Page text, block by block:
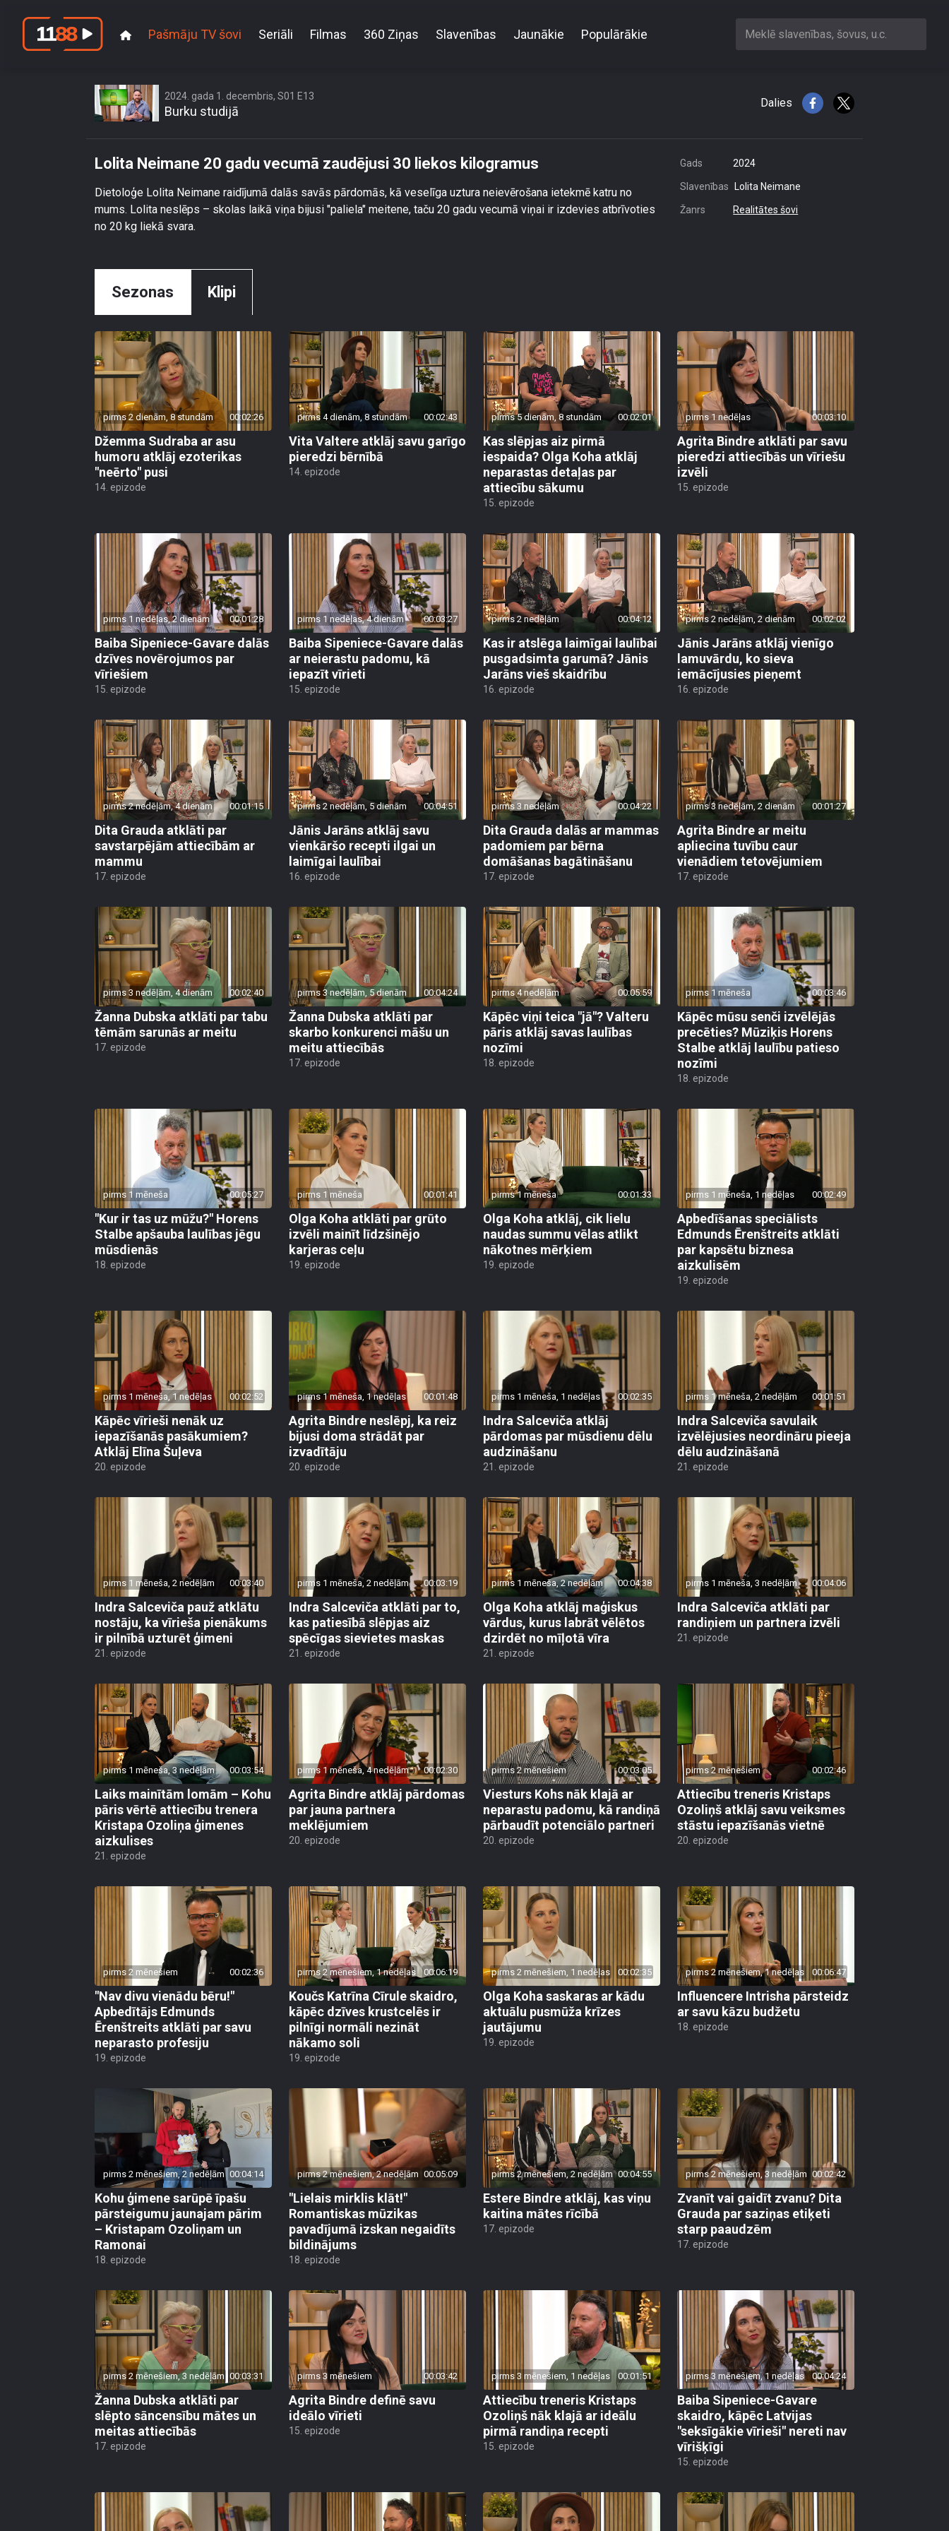
Pašmāju TV šovi Seriāli Filmas 360 Ziņas Slavenības Jaunākie Populārākie Meklē slavenības, šovus, u.c.
2024. gada 1. decembris, S01 E13
Burku studijā
Dalies
Lolita Neimane 20 gadu vecumā zaudējusi 30 liekos kilogramus
Dietoloģe Lolita Neimane raidījumā dalās savās pārdomās, kā veselīga uztura neievērošana ietekmē katru no
mums. Lolita neslēps – skolas laikā viņa bijusi "paliela" meitene, taču 20 gadu vecumā viņai ir izdevies atbrīvoties
no 20 kg liekā svara.
Gads 2024
Slavenības Lolita Neimane
Žanrs Realitātes šovi
Sezonas Klipi
pirms 2 dienām, 8 stundām 00:02:26
Džemma Sudraba ar asu
humoru atklāj ezoterikas
"neērto" pusi
14. epizode
pirms 4 dienām, 8 stundām 00:02:43
Vita Valtere atklāj savu garīgo
pieredzi bērnībā
14. epizode
pirms 5 dienām, 8 stundām 00:02:01
Kas slēpjas aiz pirmā
iespaida? Olga Koha atklāj
neparastas detaļas par
attiecību sākumu
15. epizode
pirms 1 nedēļas 00:03:10
Agrita Bindre atklāti par savu
pieredzi attiecībās un vīriešu
izvēli
15. epizode
pirms 1 nedēļas, 2 dienām 00:01:28
Baiba Sipeniece-Gavare dalās
dzīves novērojumos par
vīriešiem
15. epizode
pirms 1 nedēļas, 4 dienām 00:03:27
Baiba Sipeniece-Gavare dalās
ar neierastu padomu, kā
iepazīt vīrieti
15. epizode
pirms 2 nedēļām 00:04:12
Kas ir atslēga laimīgai laulībai
pusgadsimta garumā? Jānis
Jarāns vieš skaidrību
16. epizode
pirms 2 nedēļām, 2 dienām 00:02:02
Jānis Jarāns atklāj vienīgo
lamuvārdu, ko sieva
iemācījusies pieņemt
16. epizode
pirms 2 nedēļām, 4 dienām 00:01:15
Dita Grauda atklāti par
savstarpējām attiecībām ar
mammu
17. epizode
pirms 2 nedēļām, 5 dienām 00:04:51
Jānis Jarāns atklāj savu
vienkāršo recepti ilgai un
laimīgai laulībai
16. epizode
pirms 3 nedēļām 00:04:22
Dita Grauda dalās ar mammas
padomiem par bērna
domāšanas bagātināšanu
17. epizode
pirms 3 nedēļām, 2 dienām 00:01:27
Agrita Bindre ar meitu
apliecina tuvību caur
vienādiem tetovējumiem
17. epizode
pirms 3 nedēļām, 4 dienām 00:02:40
Žanna Dubska atklāti par tabu
tēmām sarunās ar meitu
17. epizode
pirms 3 nedēļām, 5 dienām 00:04:24
Žanna Dubska atklāti par
skarbo konkurenci māšu un
meitu attiecībās
17. epizode
pirms 4 nedēļām 00:05:59
Kāpēc viņi teica "jā"? Valteru
pāris atklāj savas laulības
nozīmi
18. epizode
pirms 1 mēneša 00:03:46
Kāpēc mūsu senči izvēlējās
precēties? Mūziķis Horens
Stalbe atklāj laulību patieso
nozīmi
18. epizode
pirms 1 mēneša 00:05:27
"Kur ir tas uz mūžu?" Horens
Stalbe apšauba laulības jēgu
mūsdienās
18. epizode
pirms 1 mēneša 00:01:41
Olga Koha atklāti par grūto
izvēli mainīt līdzšinējo
karjeras ceļu
19. epizode
pirms 1 mēneša 00:01:33
Olga Koha atklāj, cik lielu
naudas summu vēlas atlikt
nākotnes mērķiem
19. epizode
pirms 1 mēneša, 1 nedēļas 00:02:49
Apbedīšanas speciālists
Edmunds Ērenštreits atklāti
par kapsētu biznesa
aizkulisēm
19. epizode
pirms 1 mēneša, 1 nedēļas 00:02:52
Kāpēc vīrieši nenāk uz
iepazīšanās pasākumiem?
Atklāj Elīna Šuļeva
20. epizode
pirms 1 mēneša, 1 nedēļas 00:01:48
Agrita Bindre neslēpj, ka reiz
bijusi doma strādāt par
izvadītāju
20. epizode
pirms 1 mēneša, 1 nedēļas 00:02:35
Indra Salceviča atklāj
pārdomas par mūsdienu dēlu
audzināšanu
21. epizode
pirms 1 mēneša, 2 nedēļām 00:01:51
Indra Salceviča savulaik
izvēlējusies neordināru pieeja
dēlu audzināšanā
21. epizode
pirms 1 mēneša, 2 nedēļām 00:03:40
Indra Salceviča pauž atklātu
nostāju, ka vīrieša pienākums
ir pilnībā uzturēt ģimeni
21. epizode
pirms 1 mēneša, 2 nedēļām 00:03:19
Indra Salceviča atklāti par to,
kas patiesībā slēpjas aiz
spēcīgas sievietes maskas
21. epizode
pirms 1 mēneša, 2 nedēļām 00:04:38
Olga Koha atklāj maģiskus
vārdus, kurus labrāt vēlētos
dzirdēt no mīļotā vīra
21. epizode
pirms 1 mēneša, 3 nedēļām 00:04:06
Indra Salceviča atklāti par
randiņiem un partnera izvēli
21. epizode
pirms 1 mēneša, 3 nedēļām 00:03:54
Laiks mainītām lomām – Kohu
pāris vērtē attiecību trenera
Kristapa Ozoliņa ģimenes
aizkulises
21. epizode
pirms 1 mēneša, 4 nedēļām 00:02:30
Agrita Bindre atklāj pārdomas
par jauna partnera
meklējumiem
20. epizode
pirms 2 mēnešiem 00:03:05
Viesturs Kohs nāk klajā ar
neparastu padomu, kā randiņā
pārbaudīt potenciālo partneri
20. epizode
pirms 2 mēnešiem 00:02:46
Attiecību treneris Kristaps
Ozoliņš atklāj savu veiksmes
stāstu iepazīšanās vietnē
20. epizode
pirms 2 mēnešiem 00:02:36
"Nav divu vienādu bēru!"
Apbedītājs Edmunds
Ērenštreits atklāti par savu
neparasto profesiju
19. epizode
pirms 2 mēnešiem, 1 nedēļas 00:06:19
Koučs Katrīna Cīrule skaidro,
kāpēc dzīves krustcelēs ir
pilnīgi normāli nezināt
nākamo soli
19. epizode
pirms 2 mēnešiem, 1 nedēļas 00:02:35
Olga Koha saskaras ar kādu
aktuālu pusmūža krīzes
jautājumu
19. epizode
pirms 2 mēnešiem, 1 nedēļas 00:06:47
Influencere Intrisha pārsteidz
ar savu kāzu budžetu
18. epizode
pirms 2 mēnešiem, 2 nedēļām 00:04:14
Kohu ģimene sarūpē īpašu
pārsteigumu jaunajam pārim
– Kristapam Ozoliņam un
Ramonai
18. epizode
pirms 2 mēnešiem, 2 nedēļām 00:05:09
"Lielais mirklis klāt!"
Romantiskas mūzikas
pavadījumā izskan negaidīts
bildinājums
18. epizode
pirms 2 mēnešiem, 2 nedēļām 00:04:55
Estere Bindre atklāj, kas viņu
kaitina mātes rīcībā
17. epizode
pirms 2 mēnešiem, 3 nedēļām 00:02:42
Zvanīt vai gaidīt zvanu? Dita
Grauda par saziņas etiķeti
starp paaudzēm
17. epizode
pirms 2 mēnešiem, 3 nedēļām 00:03:31
Žanna Dubska atklāti par
slēpto sāncensību mātes un
meitas attiecībās
17. epizode
pirms 3 mēnešiem 00:03:42
Agrita Bindre definē savu
ideālo vīrieti
15. epizode
pirms 3 mēnešiem, 1 nedēļas 00:01:51
Attiecību treneris Kristaps
Ozoliņš nāk klajā ar ideālu
pirmā randiņa recepti
15. epizode
pirms 3 mēnešiem, 1 nedēļas 00:04:24
Baiba Sipeniece-Gavare
skaidro, kāpēc Latvijas
"seksīgākie vīrieši" nereti nav
vīrišķīgi
15. epizode